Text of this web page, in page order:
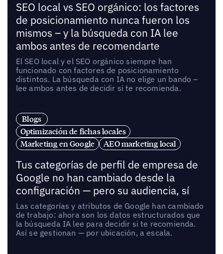
SEO local vs SEO orgánico: los factores
de posicionamiento nunca fueron los
mismos – y la búsqueda con IA lee
ambos antes de recomendarte
El SEO local y el SEO orgánico siempre han
funcionado con factores de posicionamiento
distintos. La búsqueda con IA no elige un bando –
lee ambos antes de decidir si te recomienda.
Blogs
Optimización de fichas locales
Marketing en Google
AEO marketing local
Tus categorías de perfil de empresa de
Google no han cambiado desde la
configuración — pero su audiencia, sí
Las categorías y atributos de Google han cambiado
de trabajo: ahora son los datos estructurados que
la búsqueda IA lee para decidir si te recomienda.
Así se gestionan — por ubicación, a escala.